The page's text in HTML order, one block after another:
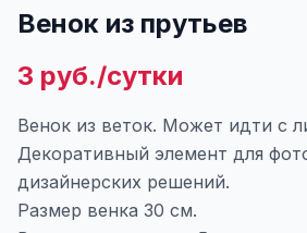
Венок из прутьев
3 руб./сутки
Венок из веток. Может идти с
Декоративный элемент для
дизайнерских решений.
Размер венка 30 см.